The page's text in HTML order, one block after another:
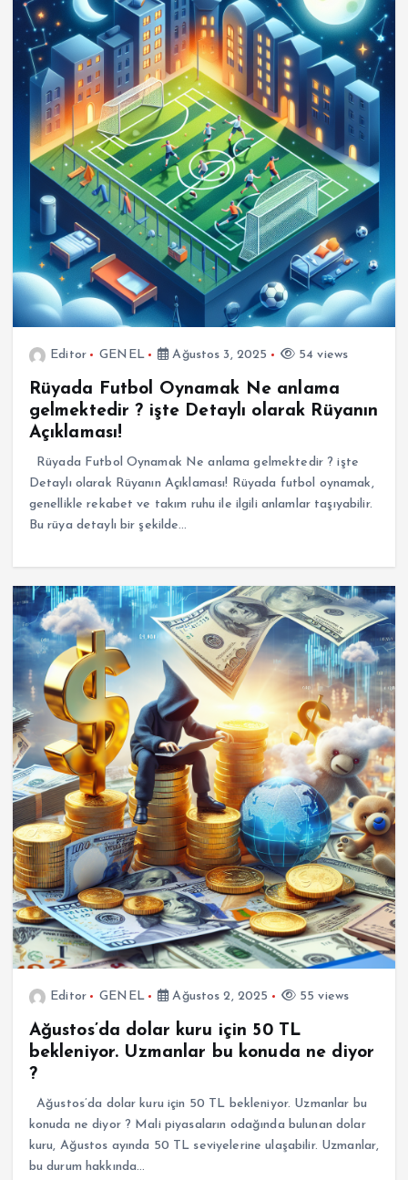
Editor GENEL Ağustos 3, 2025 54 views
Rüyada Futbol Oynamak Ne anlama
gelmektedir ? işte Detaylı olarak Rüyanın
Açıklaması!
Rüyada Futbol Oynamak Ne anlama gelmektedir ? işte
Detaylı olarak Rüyanın Açıklaması! Rüyada futbol oynamak,
genellikle rekabet ve takım ruhu ile ilgili anlamlar taşıyabilir.
Bu rüya detaylı bir şekilde…
Editor GENEL Ağustos 2, 2025 55 views
Ağustos’da dolar kuru için 50 TL
bekleniyor. Uzmanlar bu konuda ne diyor
?
Ağustos’da dolar kuru için 50 TL bekleniyor. Uzmanlar bu
konuda ne diyor ? Mali piyasaların odağında bulunan dolar
kuru, Ağustos ayında 50 TL seviyelerine ulaşabilir. Uzmanlar,
bu durum hakkında…